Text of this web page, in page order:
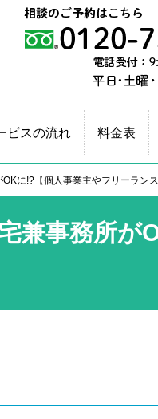
贈与相談センター
ビスの流れ 料金表
に!?【個人事業主やフリーランス
兼事務所が